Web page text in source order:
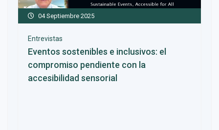
Entrevistas
04 Septiembre 2025
Eventos sostenibles e inclusivos: el
compromiso pendiente con la
accesibilidad sensorial